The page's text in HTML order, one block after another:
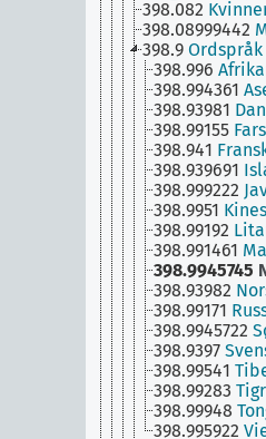
398.082
398.08999442
398.9 Ordspråk
398.996
398.994361
398.93981
398.99155
398.941
398.939691
398.999222
398.9951
398.99192
398.991461
398.9945745
398.93982
398.99171
398.9945722
398.9397
398.99541
398.99283
398.99948
398.995922